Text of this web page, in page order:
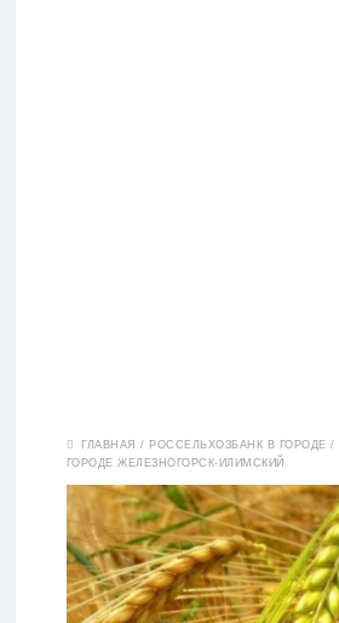
Дебетовые
карты
Кредитные
ГЛАВНАЯ / РОССЕЛЬХОЗБАНК В ГОРОДЕ /
ГОРОДЕ ЖЕЛЕЗНОГОРСК-ИЛИМСКИЙ